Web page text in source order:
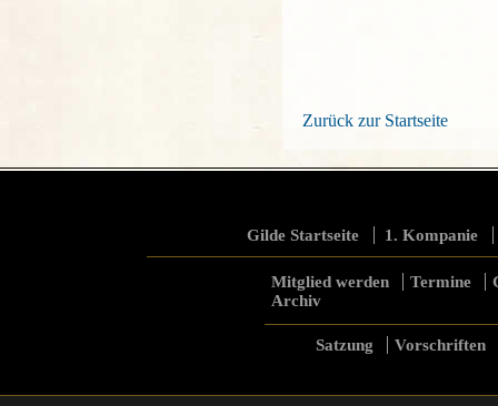
Zurück zur Startseite
Gilde Startseite 1. Kompanie
Mitglied werden Termine
Archiv
Satzung Vorschriften